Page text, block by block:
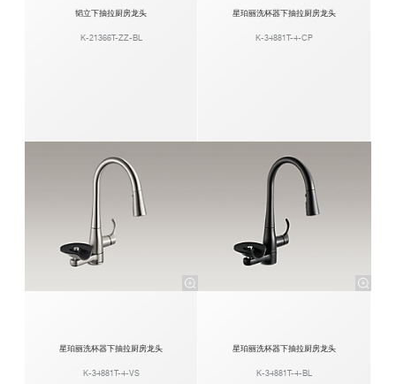
韬立下抽拉厨房龙头
K-21366T-ZZ-BL
星珀丽洗杯器下抽拉厨房龙头
K-34881T-4-CP
星珀丽洗杯器下抽拉厨房龙头
K-34881T-4-VS
星珀丽洗杯器下抽拉厨房龙头
K-34881T-4-BL